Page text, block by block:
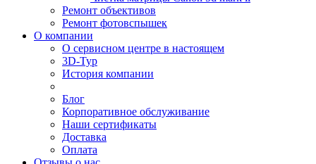
Ремонт объективов
Ремонт фотовспышек
О компании
О сервисном центре в настоящем
3D-Тур
История компании
Блог
Корпоративное обслуживание
Наши сертификаты
Доставка
Оплата